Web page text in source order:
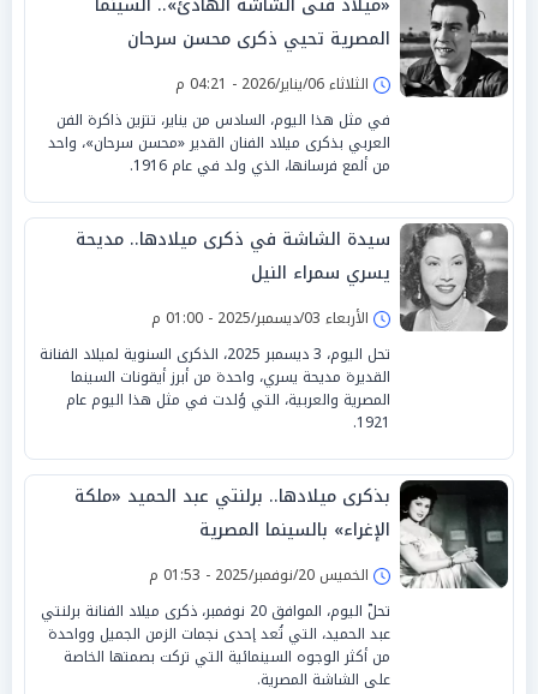
المصرية تحيي ذكرى محسن سرحان
الثلاثاء 06/يناير/2026 - 04:21 م
في مثل هذا اليوم، السادس من يناير، تتزين ذاكرة الفن
العربي بذكرى ميلاد الفنان القدير «محسن سرحان»، واحد
من ألمع فرسانها، الذي ولد في عام 1916.
سيدة الشاشة في ذكرى ميلادها.. مديحة
يسري سمراء النيل
الأربعاء 03/ديسمبر/2025 - 01:00 م
تحل اليوم، 3 ديسمبر 2025، الذكرى السنوية لميلاد الفنانة
القديرة مديحة يسري، واحدة من أبرز أيقونات السينما
المصرية والعربية، التي وُلدت في مثل هذا اليوم عام
1921.
بذكرى ميلادها.. برلنتي عبد الحميد «ملكة
الإغراء» بالسينما المصرية
الخميس 20/نوفمبر/2025 - 01:53 م
تحلّ اليوم، الموافق 20 نوفمبر، ذكرى ميلاد الفنانة برلنتي
عبد الحميد، التي تُعد إحدى نجمات الزمن الجميل وواحدة
من أكثر الوجوه السينمائية التي تركت بصمتها الخاصة
على الشاشة المصرية.